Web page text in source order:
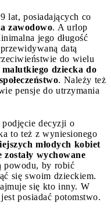
lat, posiadających co
zawodowo. A urlop
jego długość
datą
do wielu
dziecka do
. Należy też
pensje do utrzymania
decyzji o
to też z wyniesionego
młodych kobiet
wychowane
powodu, by robić
się swoim dzieckiem.
się kto inny. W
posiadać potomstwo.